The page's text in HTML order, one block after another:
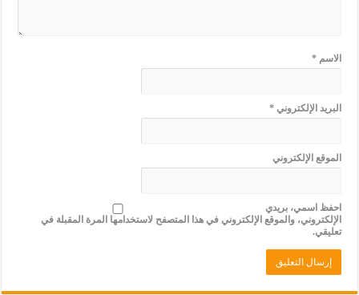
الاسم*
البريد الإلكتروني*
الموقع الإلكتروني
احفظ اسمي، بريدي
الإلكتروني، والموقع الإلكتروني في هذا المتصفح لاستخدامها المرة المقبلة في
تعليقي.